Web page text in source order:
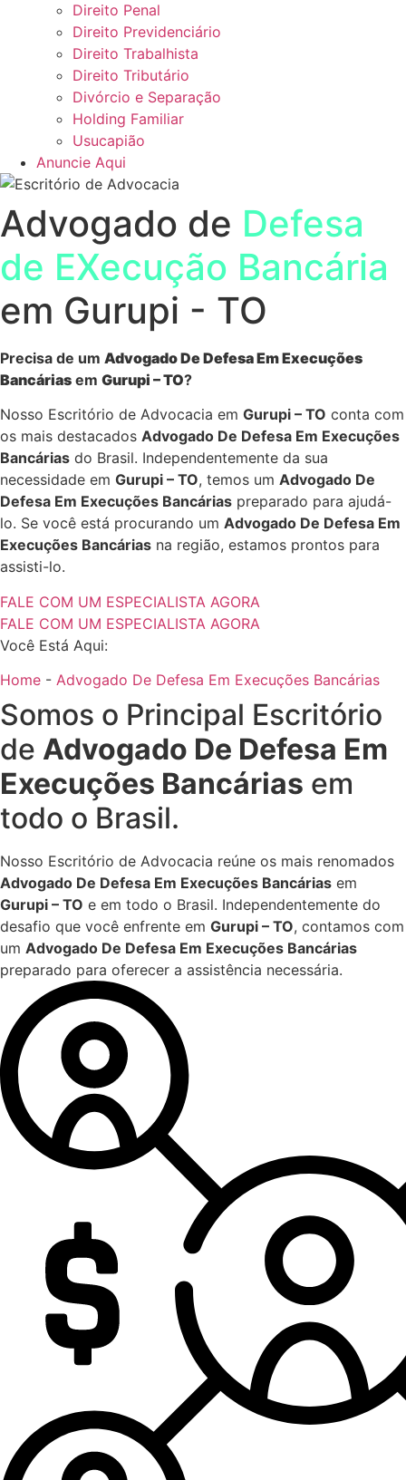
Direito Penal
Direito Previdenciário
Direito Trabalhista
Direito Tributário
Divórcio e Separação
Holding Familiar
Usucapião
Anuncie Aqui
Advogado de Defesa
de EXecução Bancária
em Gurupi - TO
Precisa de um Advogado De Defesa Em Execuções
Bancárias em Gurupi – TO?
Nosso Escritório de Advocacia em Gurupi – TO conta com
os mais destacados Advogado De Defesa Em Execuções
Bancárias do Brasil. Independentemente da sua
necessidade em Gurupi – TO, temos um Advogado De
Defesa Em Execuções Bancárias preparado para ajudá-
lo. Se você está procurando um Advogado De Defesa Em
Execuções Bancárias na região, estamos prontos para
assisti-lo.
FALE COM UM ESPECIALISTA AGORA
FALE COM UM ESPECIALISTA AGORA
Você Está Aqui:
Home - Advogado De Defesa Em Execuções Bancárias
Somos o Principal Escritório
de Advogado De Defesa Em
Execuções Bancárias em
todo o Brasil.
Nosso Escritório de Advocacia reúne os mais renomados
Advogado De Defesa Em Execuções Bancárias em
Gurupi – TO e em todo o Brasil. Independentemente do
desafio que você enfrente em Gurupi – TO, contamos com
um Advogado De Defesa Em Execuções Bancárias
preparado para oferecer a assistência necessária.